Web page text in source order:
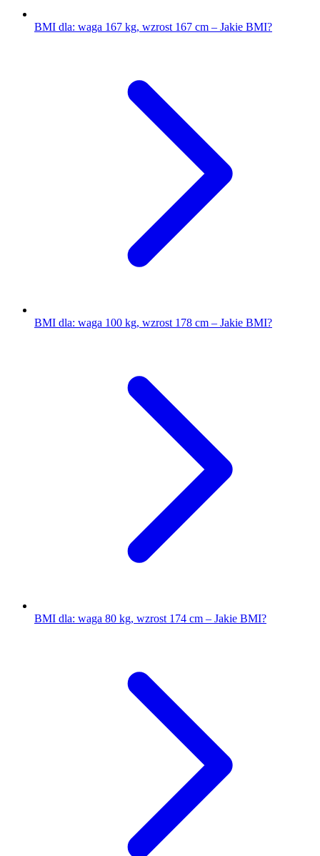
BMI dla: waga 167 kg, wzrost 167 cm – Jakie BMI?
BMI dla: waga 100 kg, wzrost 178 cm – Jakie BMI?
BMI dla: waga 80 kg, wzrost 174 cm – Jakie BMI?